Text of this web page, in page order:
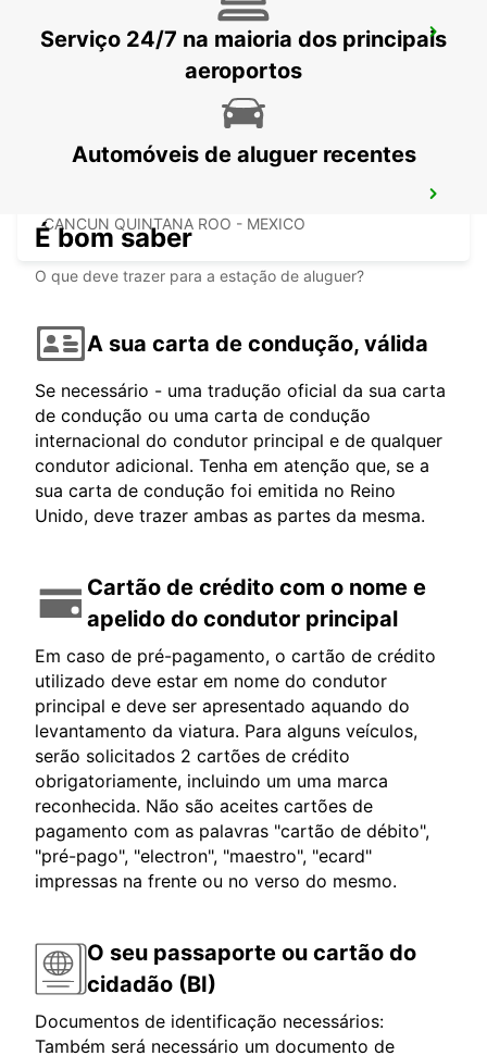
CANCUN C MUJERES TRS CO
CANCUN QUINTANA ROO - MEXICO
Serviço 24/7 na maioria dos principais
aeroportos
Automóveis de aluguer recentes
É bom saber
O que deve trazer para a estação de aluguer?
A sua carta de condução, válida
Se necessário - uma tradução oficial da sua carta
de condução ou uma carta de condução
internacional do condutor principal e de qualquer
condutor adicional. Tenha em atenção que, se a
sua carta de condução foi emitida no Reino
Unido, deve trazer ambas as partes da mesma.
Cartão de crédito com o nome e
apelido do condutor principal
Em caso de pré-pagamento, o cartão de crédito
utilizado deve estar em nome do condutor
principal e deve ser apresentado aquando do
levantamento da viatura. Para alguns veículos,
serão solicitados 2 cartões de crédito
obrigatoriamente, incluindo um uma marca
reconhecida. Não são aceites cartões de
pagamento com as palavras "cartão de débito",
"pré-pago", "electron", "maestro", "ecard"
impressas na frente ou no verso do mesmo.
O seu passaporte ou cartão do
cidadão (BI)
Documentos de identificação necessários:
Também será necessário um documento de